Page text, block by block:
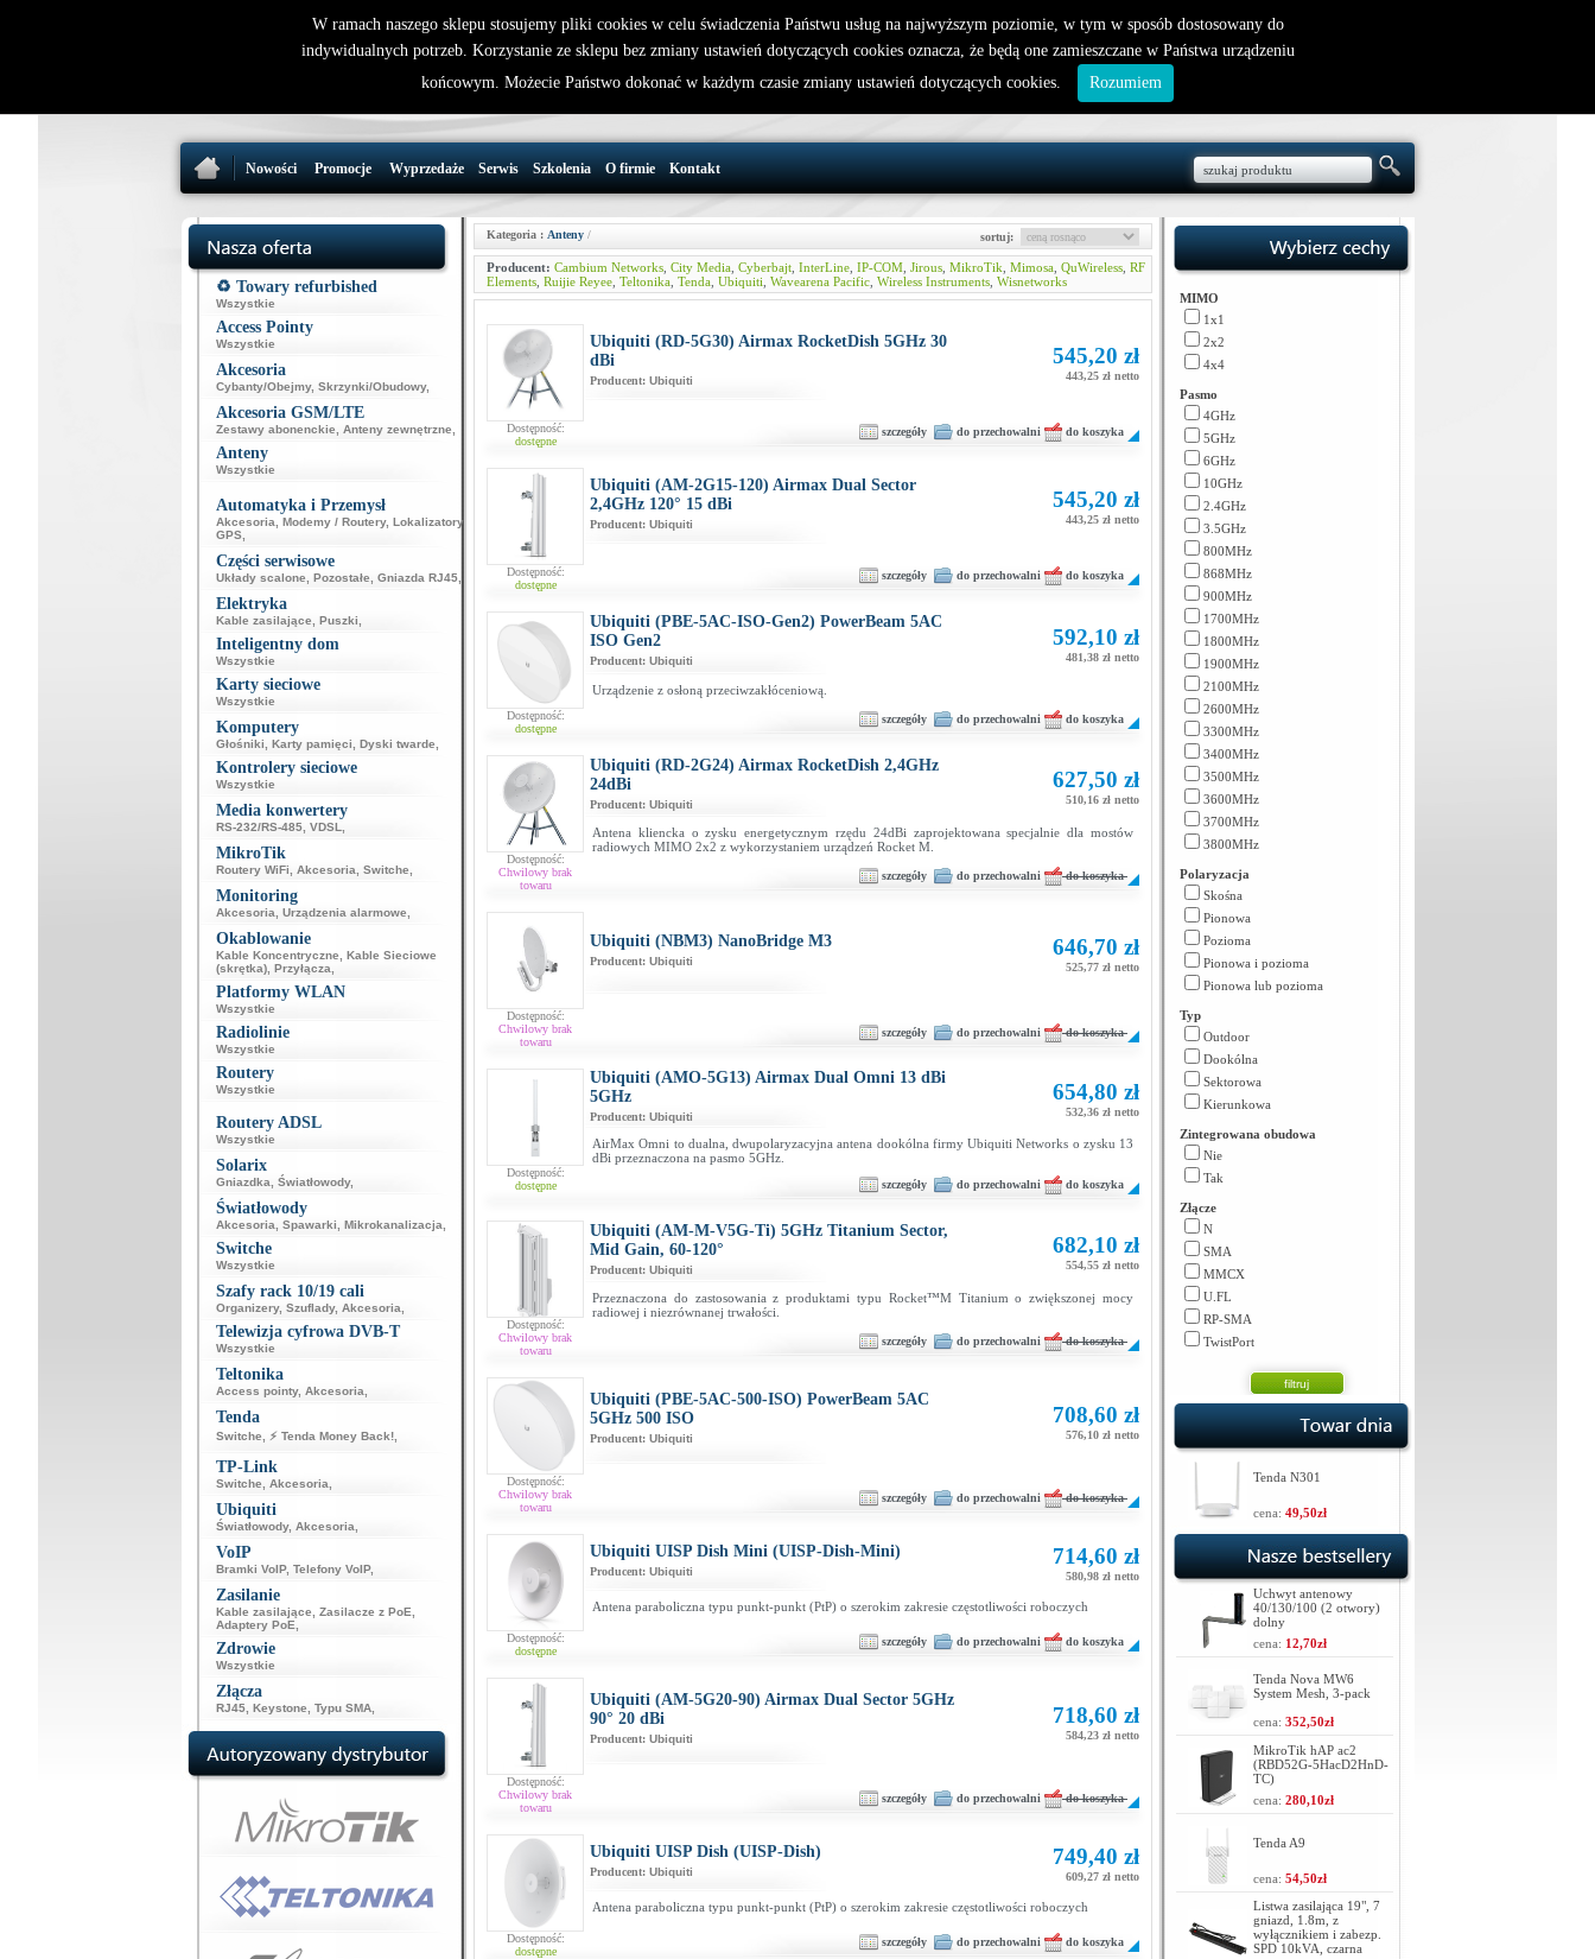
nowy klient
32 721 86 72
support@wirelesslan.com.pl
W koszyku jest 0 produktów(y)
Nowości Promocje Wyprzedaże Serwis Szkolenia O firmie Kontakt
♻️ Towary refurbished
Wszystkie
Access Pointy
Wszystkie
Akcesoria
Cybanty/Obejmy, Skrzynki/Obudowy,
Akcesoria GSM/LTE
Zestawy abonenckie Anteny zewnętrzne
Anteny
Wszystkie
Automatyka i Przemysł
Akcesoria Modemy / Routery, Lokalizatory
GPS,
Części serwisowe
Układy scalone Pozostałe Gniazda RJ45,
Elektryka
Kable zasilające Puszki
Inteligentny dom
Wszystkie
Karty sieciowe
Wszystkie
Komputery
Głośniki Karty pamięci Dyski twarde
Kontrolery sieciowe
Wszystkie
Media konwertery
RS-232/RS-485, VDSL
MikroTik
Routery WiFi Akcesoria Switche
Monitoring
Akcesoria Urządzenia alarmowe
Okablowanie
Kable Koncentryczne
Kable Sieciowe
(skrętka), Przyłącza
Platformy WLAN
Wszystkie
Radiolinie
Wszystkie
Routery
Wszystkie
Routery ADSL
Wszystkie
Solarix
Gniazdka Światłowody,
Światłowody
Akcesoria Spawarki Mikrokanalizacja
Switche
Wszystkie
Szafy rack 10/19 cali
Organizery, Szuflady, Akcesoria
Telewizja cyfrowa DVB-T
Wszystkie
Teltonika
Access pointy, Akcesoria
Tenda
Switche ⚡ Tenda Money Back!,
TP-Link
Switche Akcesoria
Ubiquiti
Światłowody, Akcesoria
VoIP
Bramki VoIP, Telefony VoIP,
Zasilanie
Kable zasilające Zasilacze z PoE
Adaptery PoE
Zdrowie
Wszystkie
Złącza
RJ45, Keystone Typu SMA,
Kategoria : Anteny / sortuj:
Producent: Cambium Networks City Media Cyberbajt InterLine IP-COM Jirous MikroTik Mimosa QuWireless RF
Elements Ruijie Reyee Teltonika Tenda Ubiquiti Wavearena Pacific Wireless Instruments Wisnetworks
Dostępność:
dostępne
Ubiquiti (RD-5G30) Airmax RocketDish 5GHz 30
dBi
Producent: Ubiquiti
545,20 zł
443,25 zł netto
szczegóły do przechowalni do koszyka
Dostępność:
dostępne
Ubiquiti (AM-2G15-120) Airmax Dual Sector
2,4GHz 120° 15 dBi
Producent: Ubiquiti
545,20 zł
443,25 zł netto
szczegóły do przechowalni do koszyka
Dostępność:
dostępne
Ubiquiti (PBE-5AC-ISO-Gen2) PowerBeam 5AC
ISO Gen2
Producent: Ubiquiti
592,10 zł
481,38 zł netto
Urządzenie z osłoną przeciwzakłóceniową.
szczegóły do przechowalni do koszyka
Dostępność:
Chwilowy brak
towaru
Ubiquiti (RD-2G24) Airmax RocketDish 2,4GHz
24dBi
Producent: Ubiquiti
627,50 zł
510,16 zł netto
Antena kliencka o zysku energetycznym rzędu 24dBi zaprojektowana specjalnie dla mostów
radiowych MIMO 2x2 z wykorzystaniem urządzeń Rocket M.
szczegóły do przechowalni do koszyka
Dostępność:
Chwilowy brak
towaru
Ubiquiti (NBM3) NanoBridge M3
Producent: Ubiquiti
646,70 zł
525,77 zł netto
szczegóły do przechowalni do koszyka
Dostępność:
dostępne
Ubiquiti (AMO-5G13) Airmax Dual Omni 13 dBi
5GHz
Producent: Ubiquiti
654,80 zł
532,36 zł netto
AirMax Omni to dualna, dwupolaryzacyjna antena dookólna firmy Ubiquiti Networks o zysku 13
dBi przeznaczona na pasmo 5GHz.
szczegóły do przechowalni do koszyka
Dostępność:
Chwilowy brak
towaru
Ubiquiti (AM-M-V5G-Ti) 5GHz Titanium Sector,
Mid Gain, 60-120°
Producent: Ubiquiti
682,10 zł
554,55 zł netto
Przeznaczona do zastosowania z produktami typu Rocket™M Titanium o zwiększonej mocy
radiowej i niezrównanej trwałości.
szczegóły do przechowalni do koszyka
Dostępność:
Chwilowy brak
towaru
Ubiquiti (PBE-5AC-500-ISO) PowerBeam 5AC
5GHz 500 ISO
Producent: Ubiquiti
708,60 zł
576,10 zł netto
szczegóły do przechowalni do koszyka
Dostępność:
dostępne
Ubiquiti UISP Dish Mini (UISP-Dish-Mini)
Producent: Ubiquiti
714,60 zł
580,98 zł netto
Antena paraboliczna typu punkt-punkt (PtP) o szerokim zakresie częstotliwości roboczych
szczegóły do przechowalni do koszyka
Dostępność:
Chwilowy brak
towaru
Ubiquiti (AM-5G20-90) Airmax Dual Sector 5GHz
90° 20 dBi
Producent: Ubiquiti
718,60 zł
584,23 zł netto
szczegóły do przechowalni do koszyka
Dostępność:
dostępne
Ubiquiti UISP Dish (UISP-Dish)
Producent: Ubiquiti
749,40 zł
609,27 zł netto
Antena paraboliczna typu punkt-punkt (PtP) o szerokim zakresie częstotliwości roboczych
szczegóły do przechowalni do koszyka
MIMO
1x1
2x2
4x4
Pasmo
4GHz
5GHz
6GHz
10GHz
2.4GHz
3.5GHz
800MHz
868MHz
900MHz
1700MHz
1800MHz
1900MHz
2100MHz
2600MHz
3300MHz
3400MHz
3500MHz
3600MHz
3700MHz
3800MHz
Polaryzacja
Skośna
Pionowa
Pozioma
Pionowa i pozioma
Pionowa lub pozioma
Typ
Outdoor
Dookólna
Sektorowa
Kierunkowa
Zintegrowana obudowa
Nie
Tak
Złącze
N
SMA
MMCX
U.FL
RP-SMA
TwistPort
Tenda N301
cena: 49,50zł
Uchwyt antenowy
40/130/100 (2 otwory)
dolny
cena: 12,70zł
Tenda Nova MW6
System Mesh, 3-pack
cena: 352,50zł
MikroTik hAP ac2
(RBD52G-5HacD2HnD-
TC)
cena: 280,10zł
Tenda A9
cena: 54,50zł
Listwa zasilająca 19", 7
gniazd, 1.8m, z
wyłącznikiem i zabezp.
SPD 10kVA, czarna
W ramach naszego sklepu stosujemy pliki cookies w celu świadczenia Państwu usług na najwyższym poziomie, w tym w sposób dostosowany do
indywidualnych potrzeb. Korzystanie ze sklepu bez zmiany ustawień dotyczących cookies oznacza, że będą one zamieszczane w Państwa urządzeniu
końcowym. Możecie Państwo dokonać w każdym czasie zmiany ustawień dotyczących cookies.
Rozumiem